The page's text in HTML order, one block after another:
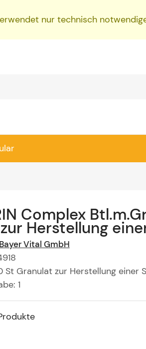
nur technisch
Complex
Herstellung
Bayer Vital GmbH
StGranulat zur Herstellung einer
1